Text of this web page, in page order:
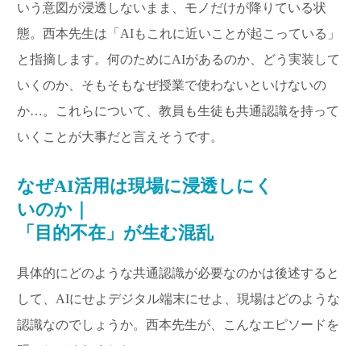
いう意図が浸透しないまま、モノだけが降りている状
態。西本先生は「AIもこれに近いことが起こっている」
と指摘します。何のためにAIがあるのか、どう実装して
いくのか、そもそもなぜ授業で使わないといけないの
か…。これらについて、教員も生徒も共通認識を持って
いくことが大事だと言えそうです。
なぜAI活用は現場に浸透しにく
いのか｜
「目的不在」が生む混乱
具体的にどのような共通認識が必要なのかは後述すると
して、AIにせよデジタル端末にせよ、現場はどのような
認識なのでしょうか。西本先生が、こんなエピソードを